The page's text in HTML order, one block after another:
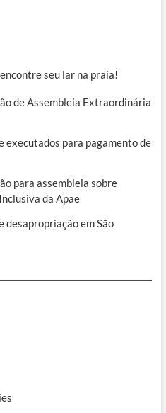
seu lar na praia!
de Assembleia Extraordinária
executados para pagamento de
para assembleia sobre
da Apae
desapropriação em São